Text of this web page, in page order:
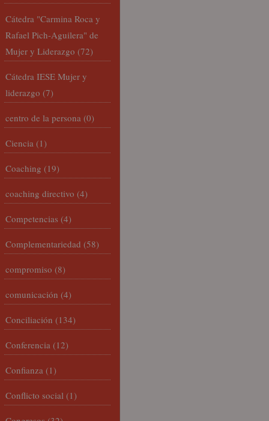
Cátedra "Carmina Roca y
Rafael Pich-Aguilera" de
Mujer y Liderazgo (72)
Cátedra IESE Mujer y
liderazgo (7)
centro de la persona (0)
Ciencia (1)
Coaching (19)
coaching directivo (4)
Competencias (4)
Complementariedad (58)
compromiso (8)
comunicación (4)
Conciliación (134)
Conferencia (12)
Confianza (1)
Conflicto social (1)